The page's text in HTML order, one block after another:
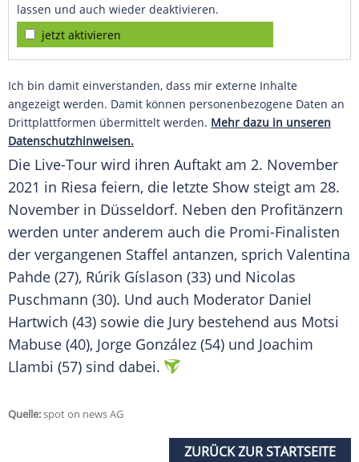
lassen und auch wieder deaktivieren.
jetzt aktivieren
Ich bin damit einverstanden, dass mir externe Inhalte
angezeigt werden. Damit können personenbezogene Daten an
Drittplattformen übermittelt werden. Mehr dazu in unseren
Datenschutzhinweisen.
Die Live-Tour wird ihren Auftakt am 2. November
2021 in Riesa feiern, die letzte Show steigt am 28.
November in Düsseldorf. Neben den Profitänzern
werden unter anderem auch die Promi-Finalisten
der vergangenen Staffel antanzen, sprich Valentina
Pahde (27), Rúrik Gíslason (33) und Nicolas
Puschmann (30). Und auch Moderator Daniel
Hartwich (43) sowie die Jury bestehend aus Motsi
Mabuse (40), Jorge González (54) und Joachim
Llambi (57) sind dabei.
Quelle:spot on news AG
ZURÜCK ZUR STARTSEITE